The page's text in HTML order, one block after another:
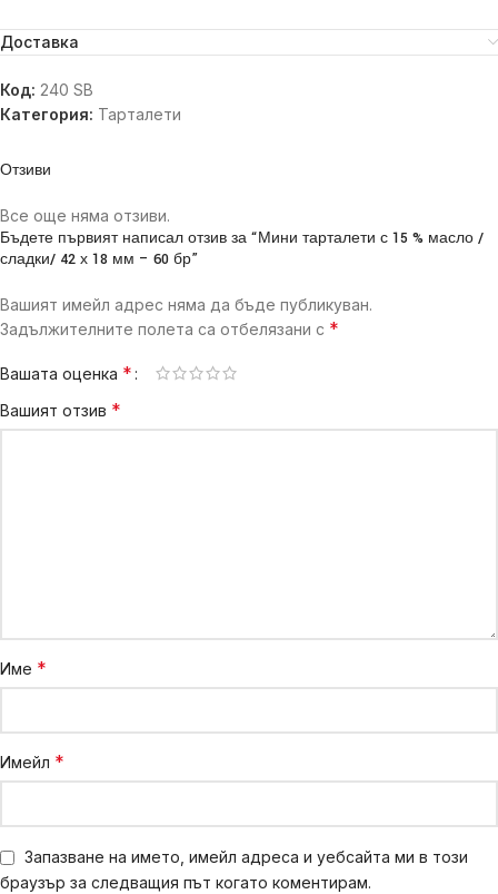
Доставка
Код: 240 SB
Категория: Тарталети
Отзиви
Все още няма отзиви.
Бъдете първият написал отзив за “Мини тарталети с 15 % масло /
сладки/ 42 х 18 мм – 60 бр”
Вашият имейл адрес няма да бъде публикуван.
Задължителните полета са отбелязани с *
Вашата оценка *
Вашият отзив *
Име *
Имейл *
Запазване на името, имейл адреса и уебсайта ми в този
браузър за следващия път когато коментирам.